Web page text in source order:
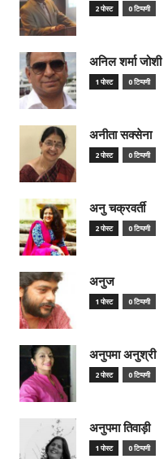
2 पोस्ट 0 टिप्पणी
अनिल शर्मा जोशी
1 पोस्ट 0 टिप्पणी
अनीता सक्सेना
2 पोस्ट 0 टिप्पणी
अनु चक्रवर्ती
2 पोस्ट 0 टिप्पणी
अनुज
1 पोस्ट 0 टिप्पणी
अनुपमा अनुश्री
2 पोस्ट 0 टिप्पणी
अनुपमा तिवाड़ी
1 पोस्ट 0 टिप्पणी